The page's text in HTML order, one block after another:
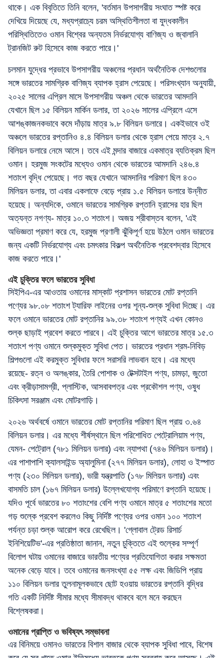
থাকে। এক বিবৃতিতে তিনি বলেন, 'বর্তমান উপসাগরীয় সংঘাত স্পষ্ট করে
দেখিয়ে দিয়েছে যে, মধ্যপ্রাচ্যে চরম অস্থিতিশীলতা বা যুদ্ধকালীন
পরিস্থিতিতেও ওমান বিশ্বের অন্যতম নির্ভরযোগ্য বাণিজ্য ও জ্বালানি
ট্রানজিট রুট হিসেবে কাজ করতে পারে।'
চলমান যুদ্ধের প্রভাবে উপসাগরীয় অঞ্চলের প্রধান অর্থনৈতিক দেশগুলোর
সঙ্গে ভারতের সামগ্রিক বাণিজ্য ব্যাপক হ্রাস পেয়েছে। পরিসংখ্যান অনুযায়ী,
২০২৫ সালের এপ্রিল মাসে উপসাগরীয় অঞ্চল থেকে ভারতের আমদানি
যেখানে ছিল ১৫ বিলিয়ন মার্কিন ডলার, তা ২০২৬ সালের এপ্রিলে এসে
আশঙ্কাজনকভাবে কমে দাঁড়ায় মাত্র ৯.৮ বিলিয়ন ডলারে। একইভাবে ওই
অঞ্চলে ভারতের রপ্তানিও ৪.৪ বিলিয়ন ডলার থেকে হ্রাস পেয়ে মাত্র ২.৭
বিলিয়ন ডলারে নেমে আসে। তবে এই মন্দার বাজারে একমাত্র ব্যতিক্রম ছিল
ওমান। হরমুজ সংকটের মধ্যেও ওমান থেকে ভারতের আমদানি ২৪৬.৪
শতাংশ বৃদ্ধি পেয়েছে। গত বছর যেখানে আমদানির পরিমাণ ছিল ৪৩০
মিলিয়ন ডলার, তা এবার একলাফে বেড়ে প্রায় ১.৫ বিলিয়ন ডলারে উন্নীত
হয়েছে। অন্যদিকে, ওমানে ভারতের সামগ্রিক রপ্তানি হ্রাসের হার ছিল
অত্যন্ত নগণ্য- মাত্র ১০.৩ শতাংশ। অজয় শ্রীবাস্তব বলেন, 'এই
অভিজ্ঞতা প্রমাণ করে যে, হরমুজ প্রণালী ঝুঁকিপূর্ণ হয়ে উঠলে ওমান ভারতের
জন্য একটি নির্ভরযোগ্য এবং চমৎকার বিকল্প অর্থনৈতিক প্রবেশদ্বার হিসেবে
কাজ করতে পারে।'
এই চুক্তির ফলে ভারতের সুবিধা
সিইপিএ-এর আওতায় ওমানের মাস্কাট প্রশাসন ভারতের মোট রপ্তানি
পণ্যের ৯৮.০৮ শতাংশ ট্যারিফ লাইনের ওপর শূন্য-শুল্ক সুবিধা দিচ্ছে। এর
ফলে ওমানে ভারতের মোট রপ্তানির ৯৯.৩৮ শতাংশ পণ্যই এখন কোনও
শুল্ক ছাড়াই প্রবেশ করতে পারবে। এই চুক্তির আগে ভারতের মাত্র ১৫.৩
শতাংশ পণ্য ওমানে শুল্কমুক্ত সুবিধা পেত। ভারতের প্রধান শ্রম-নিবিড়
শিল্পগুলো এই করমুক্ত সুবিধার ফলে সরাসরি লাভবান হবে। এর মধ্যে
রয়েছে- রত্ন ও অলঙ্কার, তৈরি পোশাক ও টেক্সটাইল পণ্য, চামড়া, জুতো
এবং ক্রীড়াসামগ্রী, প্লাস্টিক, আসবাবপত্র এবং প্রকৌশল পণ্য, ওষুধ
চিকিৎসা সরঞ্জাম এবং মোটরগাড়ি।
২০২৬ অর্থবর্ষে ওমানে ভারতের মোট রপ্তানির পরিমাণ ছিল প্রায় ৩.৬৪
বিলিয়ন ডলার। এর মধ্যে শীর্ষস্থানে ছিল পরিশোধিত পেট্রোলিয়াম পণ্য,
যেমন- পেট্রোল (৭৮১ মিলিয়ন ডলার) এবং ন্যাপথা (৭৪৬ মিলিয়ন ডলার)।
এর পাশাপাশি ক্যালসাইন্ড অ্যালুমিনা (২৭৭ মিলিয়ন ডলার), লোহা ও ইস্পাত
পণ্য (২৩০ মিলিয়ন ডলার), ভারী যন্ত্রপাতি (১৭৮ মিলিয়ন ডলার) এবং
বাসমতি চাল (১৬৭ মিলিয়ন ডলার) উল্লেখযোগ্য পরিমাণে রপ্তানি হয়েছে।
যদিও পূর্বে ভারতের ৮০ শতাংশের বেশি পণ্য ওমানে মাত্র ৫ শতাংশের মতো
গড় শুল্কে প্রবেশ করলেও কিছু নির্দিষ্ট পণ্যের ওপর ওমান ১০০ শতাংশ
পর্যন্ত চড়া শুল্ক আরোপ করে রেখেছিল। 'গ্লোবাল ট্রেড রিসার্চ
ইনিশিয়েটিভ'-এর প্রতিষ্ঠাতা জানান, নতুন চুক্তিতে এই শুল্কের সম্পূর্ণ
বিলোপ ঘটায় ওমানের বাজারে ভারতীয় পণ্যের প্রতিযোগিতা করার সক্ষমতা
অনেক বেড়ে যাবে। তবে ওমানের জনসংখ্যা ৫৫ লক্ষ এবং জিডিপি প্রায়
১১০ বিলিয়ন ডলার তুলনামূলকভাবে ছোট হওয়ায় ভারতের রপ্তানি বৃদ্ধির
গতি একটি নির্দিষ্ট সীমার মধ্যে সীমাবদ্ধ থাকবে বলে মনে করছেন
বিশ্লেষকরা।
ওমানের প্রাপ্তি ও ভবিষ্যৎ সম্ভাবনা
এর বিনিময়ে ওমানও ভারতের বিশাল বাজার থেকে ব্যাপক সুবিধা পাবে, বিশেষ